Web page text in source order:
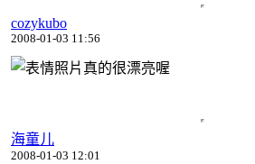
cozykubo
2008-01-03 11:56
照片真的很漂亮喔
海童儿
2008-01-03 12:01